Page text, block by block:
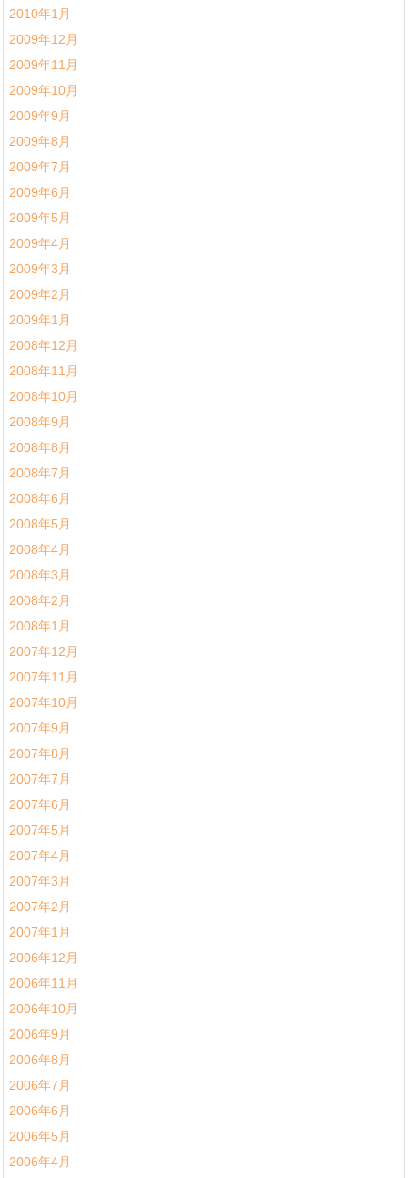
2010年1月
2009年12月
2009年11月
2009年10月
2009年9月
2009年8月
2009年7月
2009年6月
2009年5月
2009年4月
2009年3月
2009年2月
2009年1月
2008年12月
2008年11月
2008年10月
2008年9月
2008年8月
2008年7月
2008年6月
2008年5月
2008年4月
2008年3月
2008年2月
2008年1月
2007年12月
2007年11月
2007年10月
2007年9月
2007年8月
2007年7月
2007年6月
2007年5月
2007年4月
2007年3月
2007年2月
2007年1月
2006年12月
2006年11月
2006年10月
2006年9月
2006年8月
2006年7月
2006年6月
2006年5月
2006年4月